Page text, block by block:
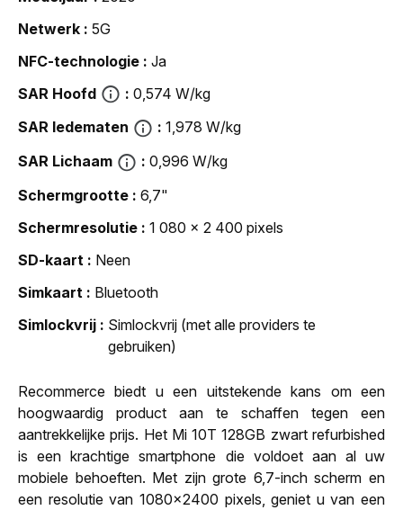
Netwerk
5G
NFC-technologie
Ja
SAR Hoofd
0,574 W/kg
SAR ledematen
1,978 W/kg
SAR Lichaam
0,996 W/kg
Schermgrootte
6,7"
Schermresolutie
1 080 x 2 400 pixels
SD-kaart
Neen
Simkaart
Bluetooth
Simlockvrij
Simlockvrij (met alle providers te
gebruiken)
Recommerce biedt u een uitstekende kans om een
hoogwaardig product aan te schaffen tegen een
aantrekkelijke prijs. Het Mi 10T 128GB zwart refurbished
is een krachtige smartphone die voldoet aan al uw
mobiele behoeften. Met zijn grote 6,7-inch scherm en
een resolutie van 1080x2400 pixels, geniet u van een